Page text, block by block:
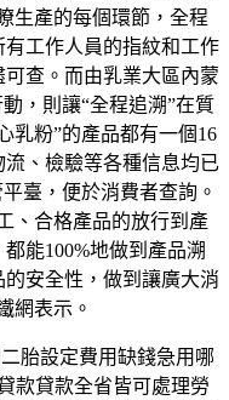
生產的每個環節，全程
工作人員的指紋和工作
查。而由乳業大區內蒙
，則讓“全程追溯”在質
乳粉”的產品都有一個16
、檢驗等各種信息均已
臺，便於消費者查詢。
、合格產品的放行到產
能100%地做到產品溯
安全性，做到讓廣大消
網表示。
胎設定費用缺錢急用哪
款貸款全省皆可處理勞